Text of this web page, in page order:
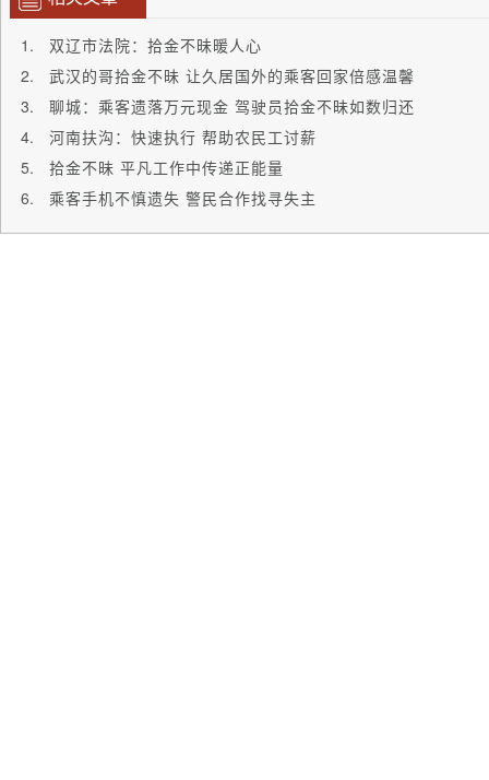
双辽市法院：拾金不昧暖人心
武汉的哥拾金不昧 让久居国外的乘客回家倍感温馨
聊城：乘客遗落万元现金 驾驶员拾金不昧如数归还
河南扶沟：快速执行 帮助农民工讨薪
拾金不昧 平凡工作中传递正能量
乘客手机不慎遗失 警民合作找寻失主